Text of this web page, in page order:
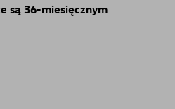
są 36-miesięcznym